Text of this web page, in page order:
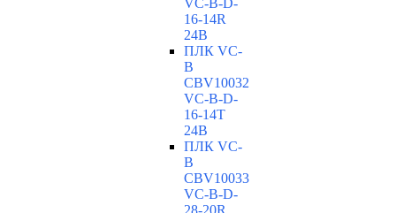
VC-В-D-
16-14R
24В
ПЛК VC-
B
CBV10032
VC-В-D-
16-14T
24В
ПЛК VC-
B
CBV10033
VC-В-D-